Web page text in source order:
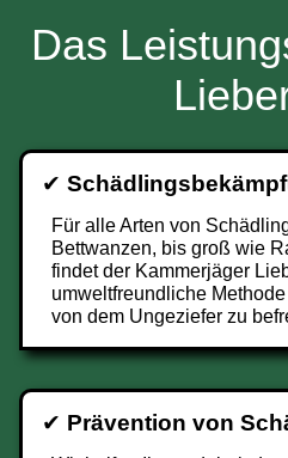
Das
✔
Für alle Arten von
Bettwanzen, bis groß wie
findet der Kammerjäger
umweltfreundliche
von dem Ungeziefer zu
✔ Prävention von